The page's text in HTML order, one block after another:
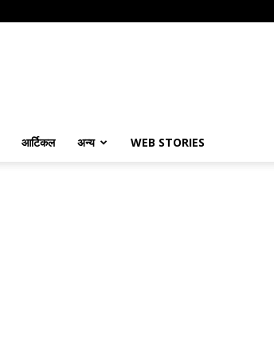
आर्टिकल अन्य WEB STORIES